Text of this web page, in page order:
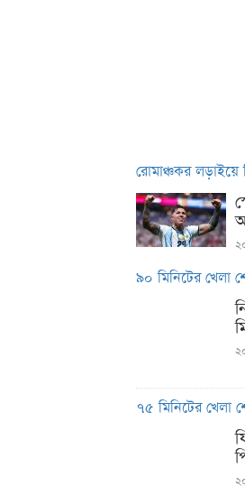
রোমাঞ্চকর লড়াইয়ে
৯০ মিনিটের খেলা
৭৫ মিনিটের খেলা